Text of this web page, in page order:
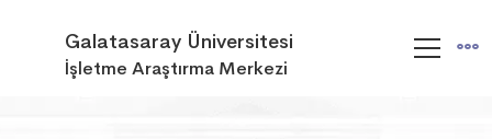
Galatasaray Üniversitesi
İşletme Araştırma Merkezi